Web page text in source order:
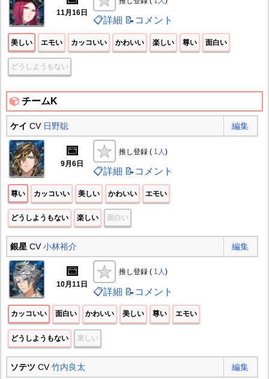
11月16日
📋詳細 📝コメント
美しい エモい カッコいい かわいい 楽しい 尊い 面白い
どうしようもない
チームK
ケイ CV 日野聡 編集
📅
9月6日
推し登録 ( 1人 )
📋詳細 📝コメント
尊い カッコいい 美しい かわいい エモい
どうしようもない 楽しい 面白い
銀星CV小林裕介 編集
📅
10月11日
推し登録 ( 1人)
📋詳細 📝コメント
カッコいい 面白い かわいい 美しい 尊い エモい
どうしようもない 楽しい
ソテツ CV竹内良太 編集